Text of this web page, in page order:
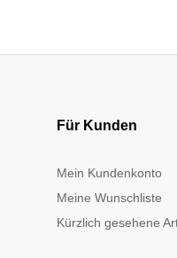
Für Kunden
Mein Kundenkonto
Meine Wunschliste
Kürzlich gesehene